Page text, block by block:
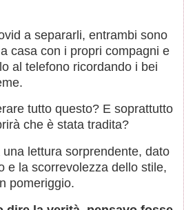
a separarli, entrambi sono
casa con i propri compagni e
al telefono ricordando i bei
tutto questo? E soprattutto
che è stata tradita?
lettura sorprendente, dato
e la scorrevolezza dello stile,
pomeriggio.